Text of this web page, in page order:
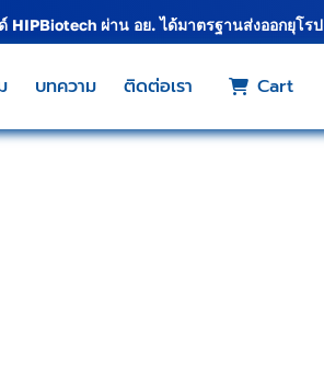
HIPBiotech ผ่าน อย. ได้มาตรฐานส่งออกยุโรป
บทความ ติดต่อเรา Cart